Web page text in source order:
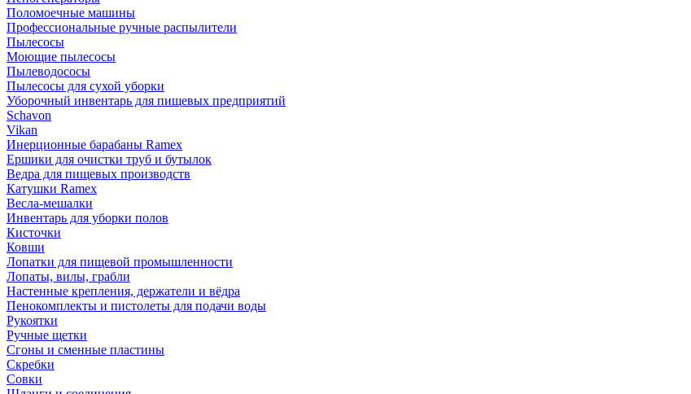
Поломоечные машины
Профессиональные ручные распылители
Пылесосы
Моющие пылесосы
Пылеводососы
Пылесосы для сухой уборки
Уборочный инвентарь для пищевых предприятий
Schavon
Vikan
Инерционные барабаны Ramex
Ершики для очистки труб и бутылок
Ведра для пищевых производств
Катушки Ramex
Весла-мешалки
Инвентарь для уборки полов
Кисточки
Ковши
Лопатки для пищевой промышленности
Лопаты, вилы, грабли
Настенные крепления, держатели и вёдра
Пенокомплекты и пистолеты для подачи воды
Рукоятки
Ручные щетки
Сгоны и сменные пластины
Скребки
Совки